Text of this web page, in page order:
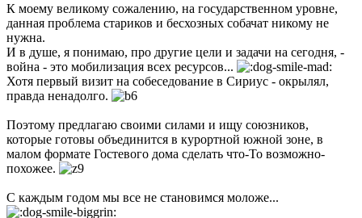
К моему великому сожалению, на государственном уровне,
данная проблема стариков и бесхозных собачат никому не
нужна.
И в душе, я понимаю, про другие цели и задачи на сегодня, -
война - это мобилизация всех ресурсов...
Хотя первый визит на собеседование в Сириус - окрылял,
правда ненадолго.
Поэтому предлагаю своими силами и ищу союзников,
которые готовы объединится в курортной южной зоне, в
малом формате Гостевого дома сделать что-То возможно-
похожее.
С каждым годом мы все не становимся моложе...